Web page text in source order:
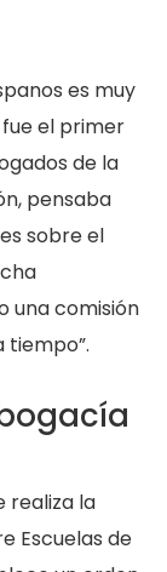
es muy
el primer
de la
pensaba
sobre el
una comisión
tiempo”.
realiza la
Escuelas de